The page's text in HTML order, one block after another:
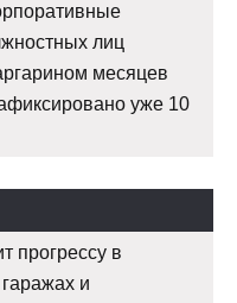
лиц
месяцев
уже 10
прогрессу в
и